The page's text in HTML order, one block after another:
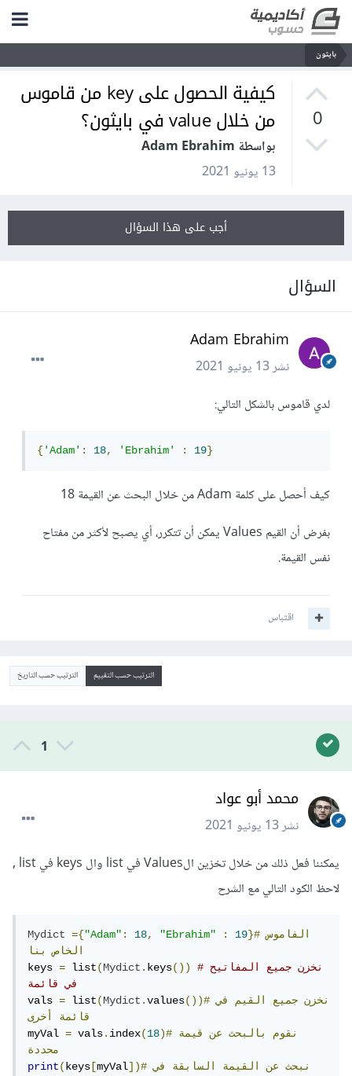
بايثون
0
كيفية الحصول على key من قاموس
من خلال value في بايثون؟
بواسطة Adam Ebrahim
13 يونيو 2021
أجب على هذا السؤال
السؤال
Adam Ebrahim
نشر13 يونيو 2021
لدي قاموس بالشكل التالي:
{'Adam': 18, 'Ebrahim' : 19}
كيف أحصل على كلمة Adam من خلال البحث عن القيمة 18
بفرض أن القيم Values يمكن أن تتكرر، أي يصبح لأكثر من مفتاح
نفس القيمة.
اقتباس
الترتيب حسب التقييم الترتيب حسب التاريخ
1
محمد أبو عواد
نشر13 يونيو 2021
يمكننا فعل ذلك من خلال تخزين الValues في list وال keys في list ,
لاحظ الكود التالي مع الشرح
Mydict ={"Adam": 18, "Ebrahim" : 19
}#الفاموس
الخاص
بنا
keys = list(Mydict.keys())
#نخزن جميع المفاتيح
في قائمة
vals = list(Mydict.values ())#نخزن جميع القيم
في
قائمة
أخرى
myVal = vals.index(18 )#نقوم بالبحث عن
قيمة
محددة
print(keys [myVal ])#نبحث عن القيمة السابقة
في